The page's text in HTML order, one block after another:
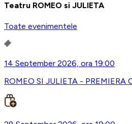
Teatru ROMEO si JULIETA
Toate evenimentele
14 September 2026, ora 19:00
ROMEO SI JULIETA - PREMIERA